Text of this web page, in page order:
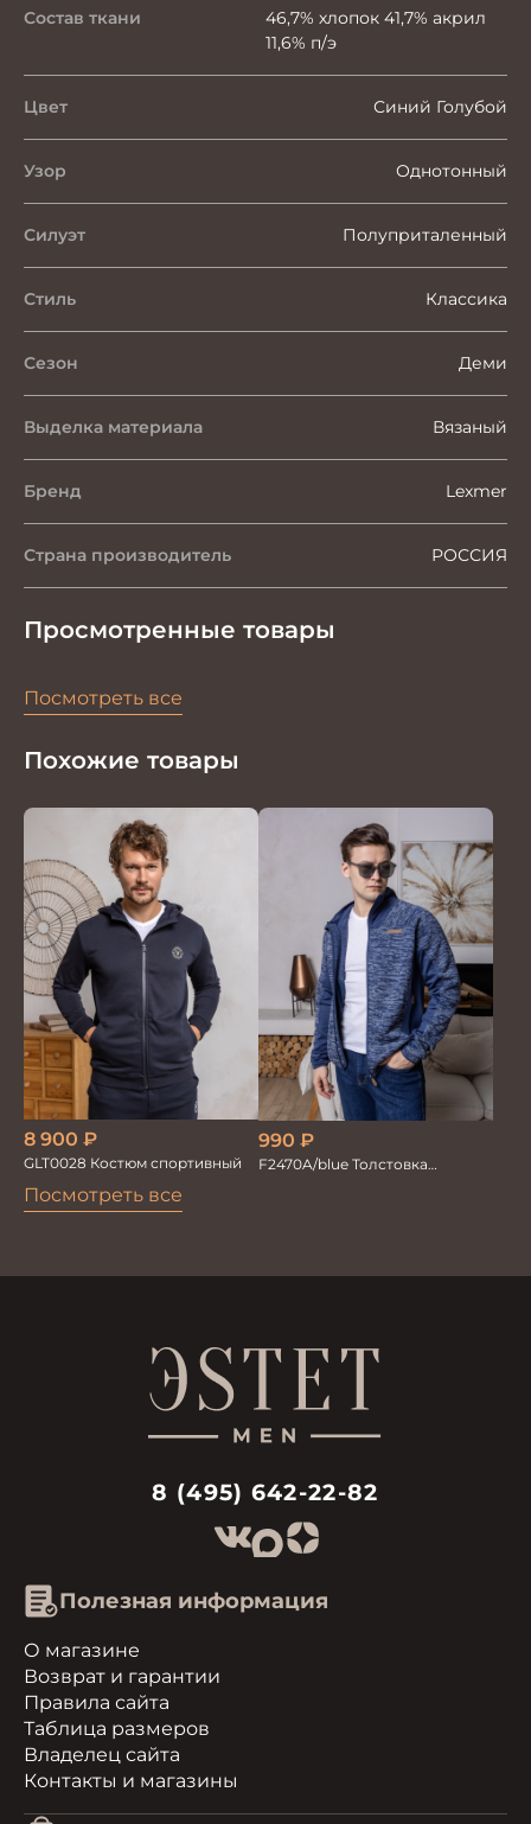
Состав ткани
46,7% хлопок 41,7% акрил
11,6% п/э
Цвет Синий Голубой
Узор Однотонный
Силуэт Полуприталенный
Стиль Классика
Сезон Деми
Выделка материала Вязаный
Бренд Lexmer
Страна производитель РОССИЯ
Просмотренные товары
Посмотреть все
Похожие товары
Посмотреть все
8 900 ₽
GLT0028 Костюм спортивный
990 ₽
F2470A/blue Толстовка
8 (495) 642-22-82
Полезная информация
О магазине
Возврат и гарантии
Правила сайта
Таблица размеров
Владелец сайта
Контакты и магазины